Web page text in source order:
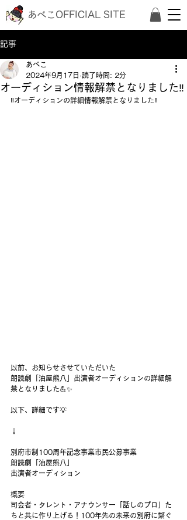
あべこOFFICIAL SITE
記事
オーディション情報解禁となりました‼️
あべこ
2024年9月17日 読了時間: 2分
‼️オーディションの詳細情報解禁となりました‼️
以前、お知らせさせていただいた
朗読劇「油屋熊八」出演者オーディションの詳細解
禁となりました💪✨
以下、詳細です💡
↓
別府市制100周年記念事業市民公募事業
朗読劇「油屋熊八」
出演者オーディション
概要
司会者・タレント・アナウンサー「話しのプロ」た
ちと共に作り上げる！100年先の未来の別府に繋ぐ